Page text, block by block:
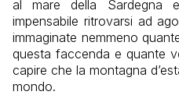
al mare della
impensabile ritrovarsi ad
immaginate nemmeno
questa faccenda e quante
capire che la montagna
mondo.